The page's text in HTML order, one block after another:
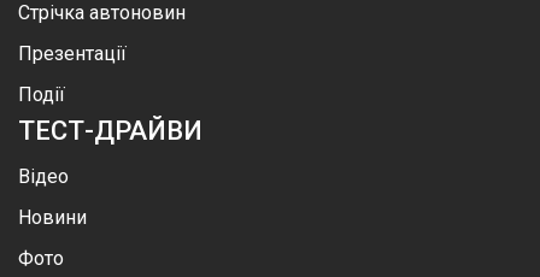
Стрічка автоновин
Презентації
Події
ТЕСТ-ДРАЙВИ
Відео
Новини
Фото